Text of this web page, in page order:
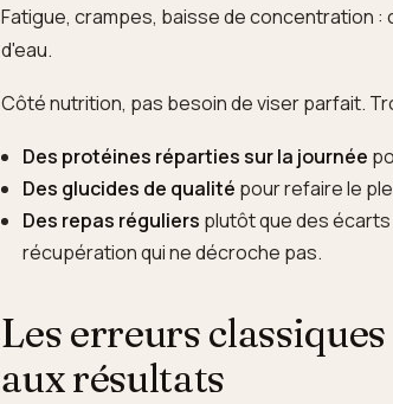
Fatigue, crampes, baisse de concentration
d'eau.
Côté nutrition, pas besoin de viser parfait.
Des protéines réparties sur la journée
Des glucides de qualité pour refaire le
Des repas réguliers plutôt que des
récupération qui ne décroche pas.
Les erreurs
aux résultats